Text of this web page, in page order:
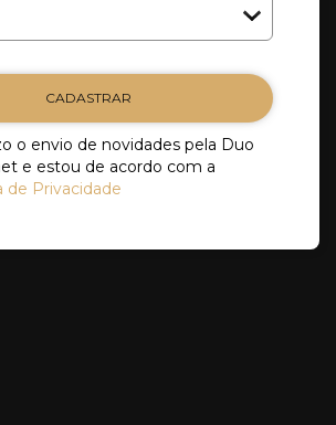
CADASTRAR
o envio de novidades pela Duo
e estou de acordo com a
de Privacidade